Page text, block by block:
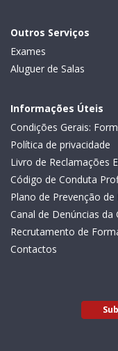
Outros Serviços
Exames
Aluguer de Salas
Informações Úteis
Condições Gerais:
Política de privacidade
Livro de Reclamações
Código de Conduta
Plano de Prevenção
Canal de Denúncias da
Recrutamento de
Contactos